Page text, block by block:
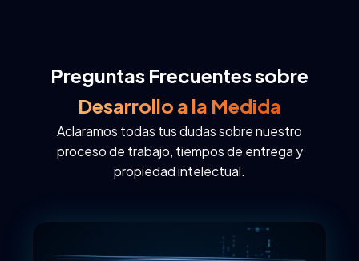
Preguntas Frecuentes sobre
Desarrollo a la Medida
Aclaramos todas tus dudas sobre nuestro
proceso de trabajo, tiempos de entrega y
propiedad intelectual.